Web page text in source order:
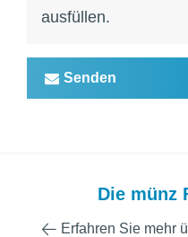
ausfüllen.
Senden
Die münz
Erfahren Sie mehr